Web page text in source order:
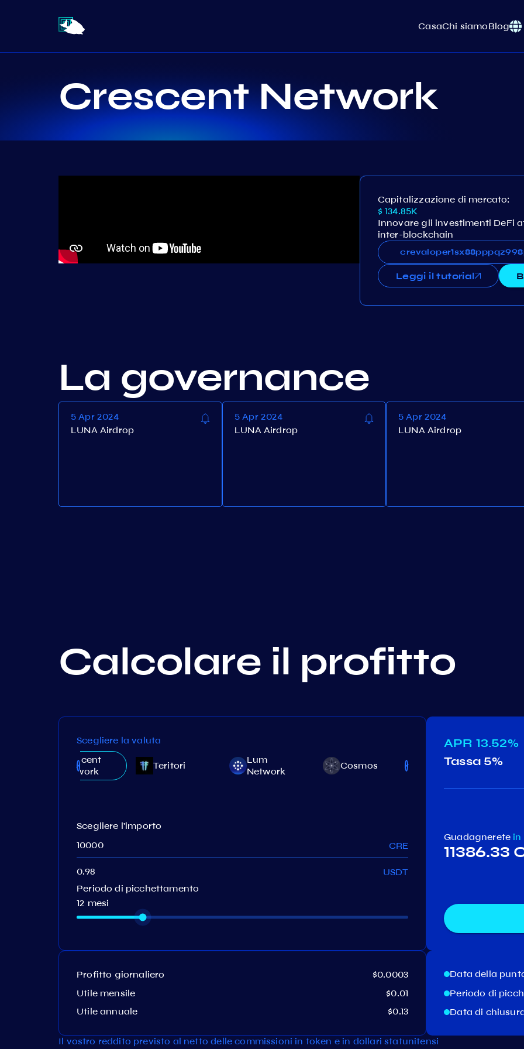
CasaChi siamoBlog
Crescent Network
Capitalizzazione di mercato:
$ 134.85K
Innovare gli investimenti DeFi
inter-blockchain
Leggi il tutorial
La governance
5 Apr 2024
LUNA Airdrop
5 Apr 2024
LUNA Airdrop
5 Apr 2024
LUNA Airdrop
Calcolare il profitto
Scegliere la valuta
Crescent
Network
Teritori
Lum
Network
Cosmos Neutron
Scegliere l'importo
CRE
USDT
Periodo di picchettamento
12 mesi
Profitto giornaliero
$0.0003
Utile mensile
$0.01
Utile annuale
$0.13
APR 13.52%
Tassa5%
Guadagnerete in
11386.33
Data della
Periodo di
Data di
Il vostro reddito previsto al netto delle commissioni in token e in dollari statunitensi